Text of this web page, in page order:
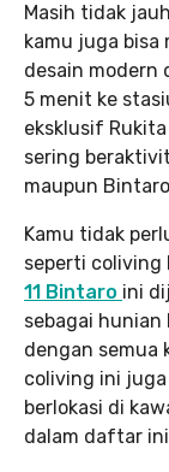
Masih tidak
kamu juga bisa
desain modern
5 menit ke
eksklusif
sering
maupun
Kamu tidak
seperti coliving
11 Bintaro ini
sebagai hunian
dengan semua
coliving ini
berlokasi di
dalam daftar